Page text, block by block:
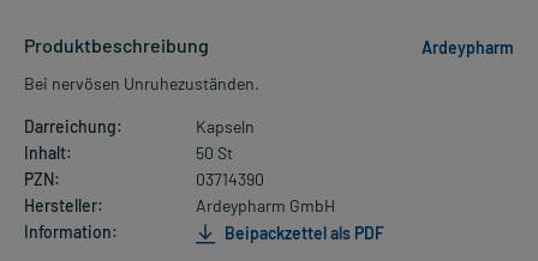
Produktbeschreibung
Ardeypharm
Bei nervösen Unruhezuständen.
Darreichung:
Kapseln
Inhalt:
50 St
PZN:
03714390
Hersteller:
Ardeypharm GmbH
Information:
Beipackzettel als PDF